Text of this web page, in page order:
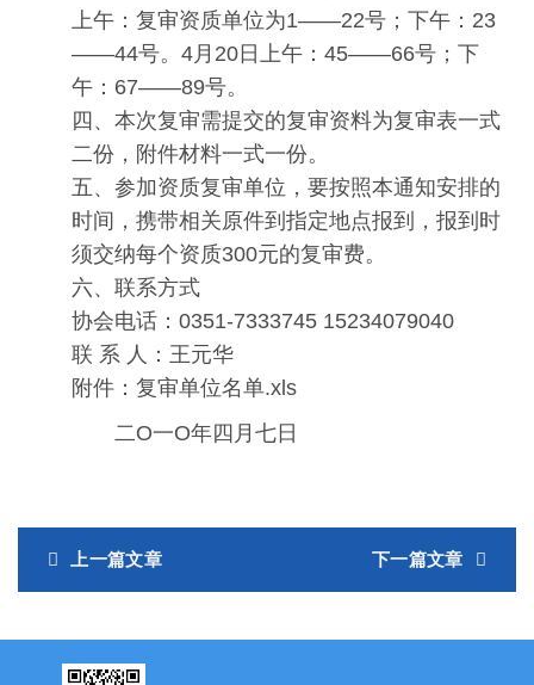
上午：复审资质单位为1——22号；下午：23
——44号。4月20日上午：45——66号；下
午：67——89号。
四、本次复审需提交的复审资料为复审表一式
二份，附件材料一式一份。
五、参加资质复审单位，要按照本通知安排的
时间，携带相关原件到指定地点报到，报到时
须交纳每个资质300元的复审费。
六、联系方式
协会电话：0351-7333745 15234079040
联 系 人：王元华
附件：复审单位名单.xls
二O一O年四月七日
上一篇文章 下一篇文章